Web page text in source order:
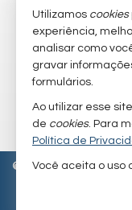
receba
imóveis
mapa
© 2026 CRECI/SC
Utilizamos cookies
experiência,
analisar como
gravar
formulários.
Ao utilizar esse
de cookies. Para
Política de
Você aceita o uso